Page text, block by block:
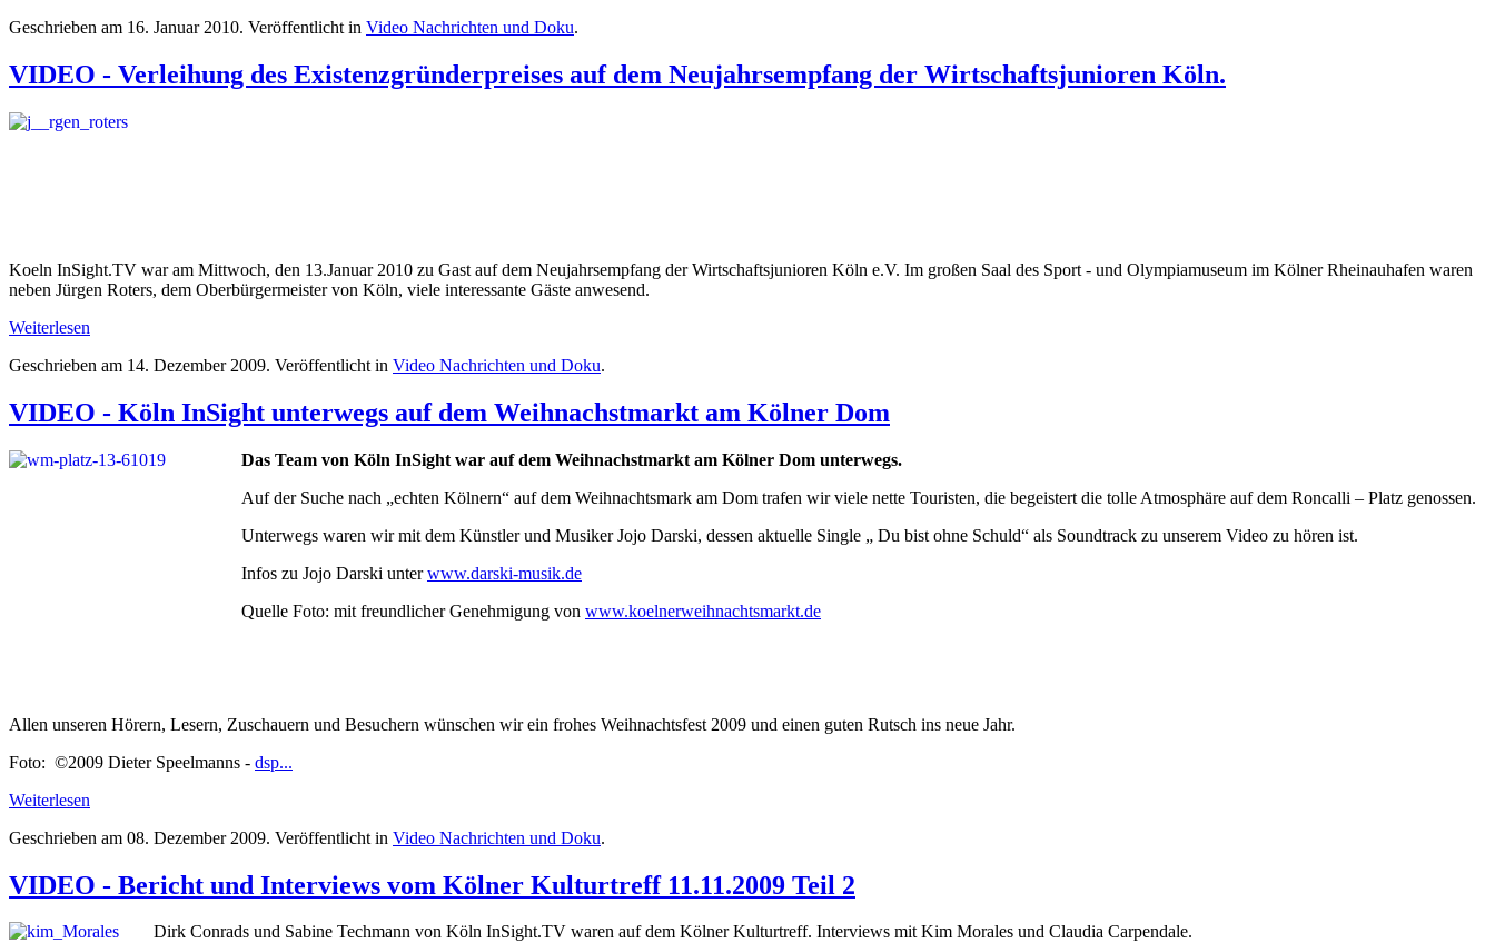
Geschrieben am 16. Januar 2010. Veröffentlicht in Video Nachrichten und Doku.
VIDEO - Verleihung des Existenzgründerpreises auf dem Neujahrsempfang der Wirtschaftsjunioren Köln.
Koeln InSight.TV war am Mittwoch, den 13.Januar 2010 zu Gast auf dem Neujahrsempfang der Wirtschaftsjunioren Köln e.V. Im großen Saal des Sport - und Olympiamuseum im Kölner Rheinauhafen waren
neben Jürgen Roters, dem Oberbürgermeister von Köln, viele interessante Gäste anwesend.
Weiterlesen
Geschrieben am 14. Dezember 2009. Veröffentlicht in Video Nachrichten und Doku.
VIDEO - Köln InSight unterwegs auf dem Weihnachstmarkt am Kölner Dom
Das Team von Köln InSight war auf dem Weihnachstmarkt am Kölner Dom unterwegs.
Auf der Suche nach „echten Kölnern“ auf dem Weihnachtsmark am Dom trafen wir viele nette Touristen, die begeistert die tolle Atmosphäre auf dem Roncalli – Platz genossen.
Unterwegs waren wir mit dem Künstler und Musiker Jojo Darski, dessen aktuelle Single „ Du bist ohne Schuld“ als Soundtrack zu unserem Video zu hören ist.
Infos zu Jojo Darski unterwww.darski-musik.de
Quelle Foto: mit freundlicher Genehmigung von www.koelnerweihnachtsmarkt.de
Allen unseren Hörern, Lesern, Zuschauern und Besuchern wünschen wir ein frohes Weihnachtsfest 2009 und einen guten Rutsch ins neue Jahr.
Foto: ©2009 Dieter Speelmanns - dsp...
Weiterlesen
Geschrieben am 08. Dezember 2009. Veröffentlicht in Video Nachrichten und Doku.
VIDEO - Bericht und Interviews vom Kölner Kulturtreff 11.11.2009 Teil 2
Dirk Conrads und Sabine Techmann von Köln InSight.TV waren auf dem Kölner Kulturtreff. Interviews mit Kim Morales und Claudia Carpendale.